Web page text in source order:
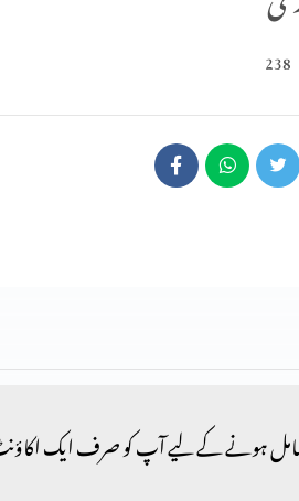
238
ہونے کے لیے آپ کو صرف ایک